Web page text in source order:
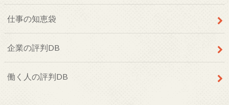
仕事の知恵袋
企業の評判DB
働く人の評判DB